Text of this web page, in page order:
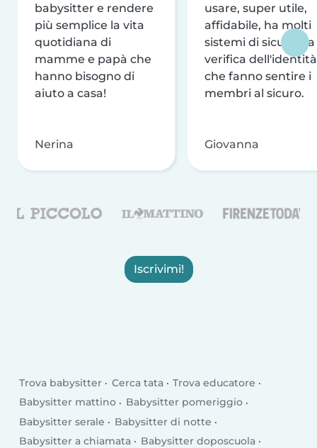
babysitter e rendere
più semplice la vita
quotidiana di
mamme e papà che
hanno bisogno di
aiuto a casa!
Nerina
usare, super utile,
affidabile, ha molti
sistemi di sicurezza
verifica dell'identità
che fanno sentire i
membri al sicuro.
Giovanna
Iscrivimi!
Trova babysitter Cerca tata
Trova educatore
Babysitter mattino
Babysitter pomeriggio
Babysitter serale
Babysitter di notte
Babysitter a chiamata
Babysitter doposcuola